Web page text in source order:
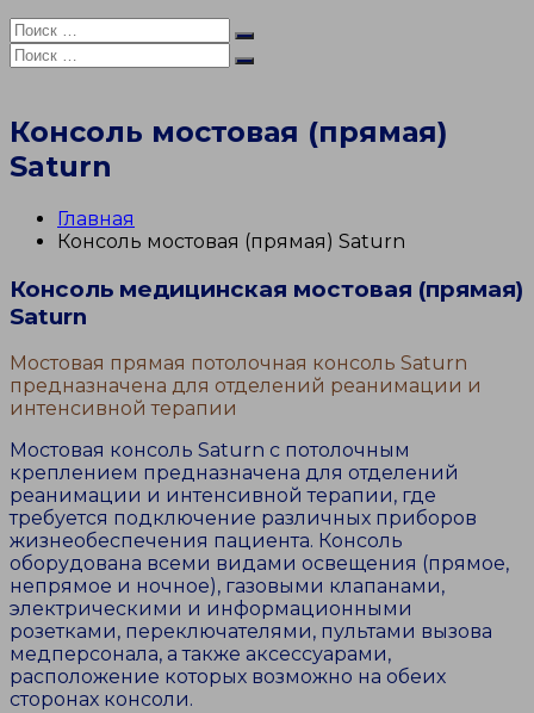
Искать:
Поиск
Искать:
Поиск
Консоль мостовая (прямая)
Saturn
Главная
Консоль мостовая (прямая) Saturn
Консоль медицинская мостовая (прямая)
Saturn
Мостовая прямая потолочная консоль Saturn
предназначена для отделений реанимации и
интенсивной терапии
Мостовая консоль Saturn с потолочным
креплением предназначена для отделений
реанимации и интенсивной терапии, где
требуется подключение различных приборов
жизнеобеспечения пациента. Консоль
оборудована всеми видами освещения (прямое,
непрямое и ночное), газовыми клапанами,
электрическими и информационными
розетками, переключателями, пультами вызова
медперсонала, а также аксессуарами,
расположение которых возможно на обеих
сторонах консоли.